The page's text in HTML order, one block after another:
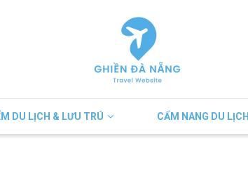
DU LỊCH & LƯU TRÚ CẨM NANG DU LỊCH